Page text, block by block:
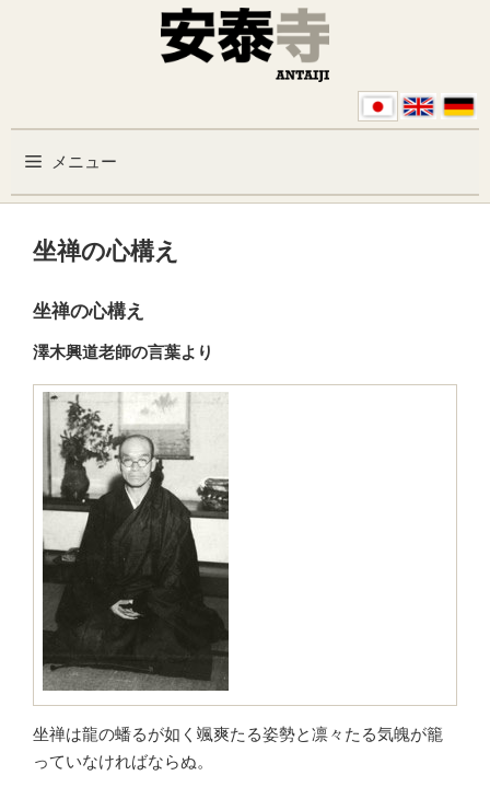
コンテンツへスキップ
メニュー
坐禅の心構え
坐禅の心構え
澤木興道老師の言葉より
坐禅は龍の蟠るが如く颯爽たる姿勢と凛々たる気魄が籠
っていなければならぬ。